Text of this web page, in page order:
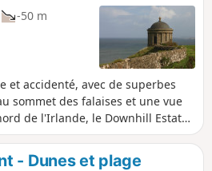
-50 m
et accidenté, avec de superbes
sommet des falaises et une vue
de l'Irlande, le Downhill Estate
XVIIIe siècle par l'excentrique
Hervey.
- Dunes et plage